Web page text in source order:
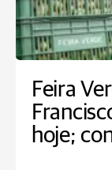
Feira
hoje;